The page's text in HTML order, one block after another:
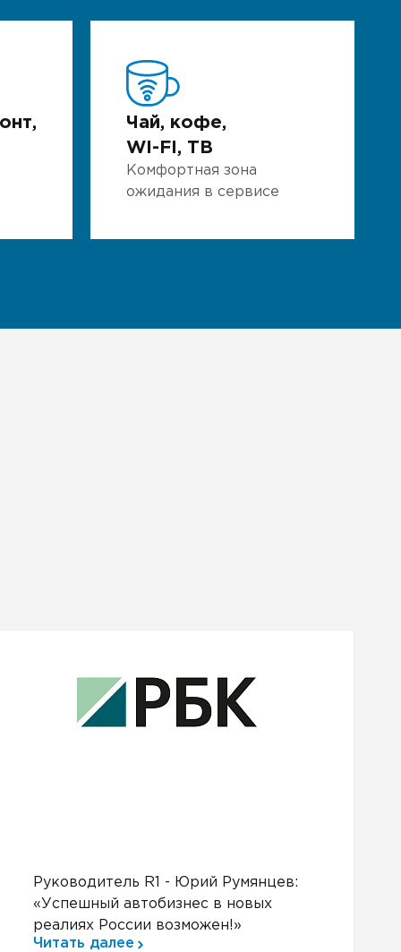
Чай, кофе,
WI-FI, ТВ
Комфортная зона
ожидания в сервисе
Руководитель R1 - Юрий Румянцев:
«Успешный автобизнес в новых
реалиях России возможен!»
Читать далее